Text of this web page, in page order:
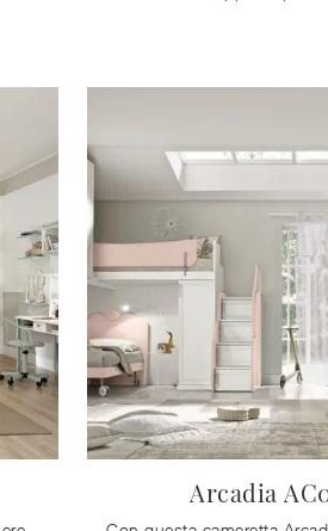
Arcadia